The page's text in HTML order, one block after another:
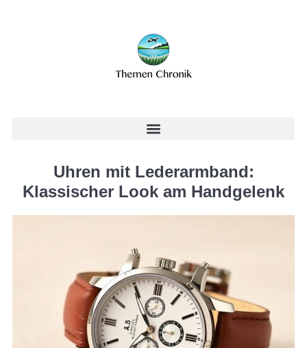
Uhren mit Lederarmband:
Klassischer Look am Handgelenk